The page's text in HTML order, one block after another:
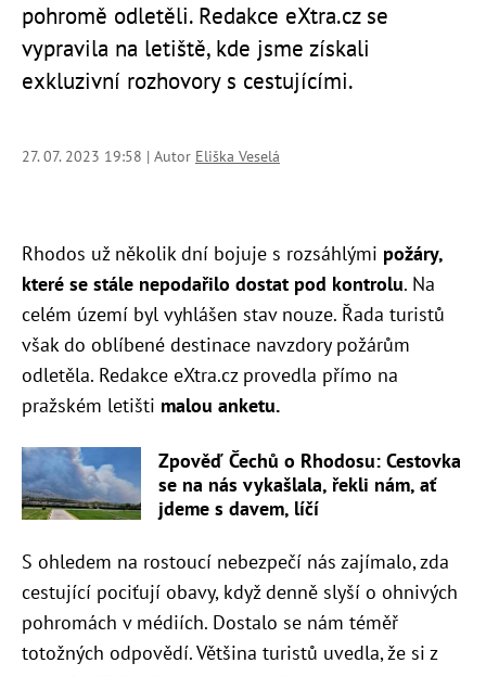
pohromě odletěli. Redakce eXtra.cz se
vypravila na letiště, kde jsme získali
exkluzivní rozhovory s cestujícími.
27. 07. 2023 19:58 | Autor Eliška Veselá
Rhodos už několik dní bojuje s rozsáhlými požáry,
které se stále nepodařilo dostat pod kontrolu. Na
celém území byl vyhlášen stav nouze. Řada turistů
však do oblíbené destinace navzdory požárům
odletěla. Redakce eXtra.cz provedla přímo na
pražském letišti malou anketu.
Zpověď Čechů o Rhodosu: Cestovka
se na nás vykašlala, řekli nám, ať
jdeme s davem, líčí
S ohledem na rostoucí nebezpečí nás zajímalo, zda
cestující pociťují obavy, když denně slyší o ohnivých
pohromách v médiích. Dostalo se nám téměř
totožných odpovědí. Většina turistů uvedla, že si z